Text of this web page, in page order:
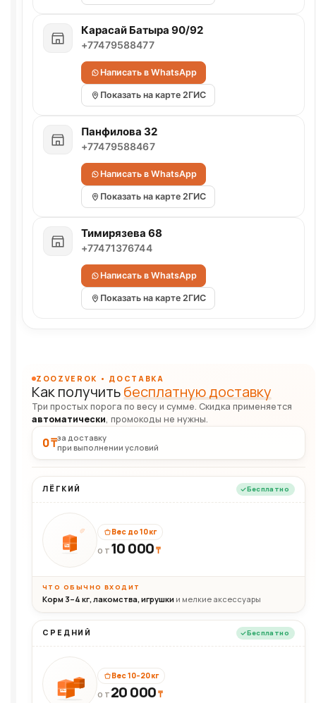
Карасай Батыра 90/92
+77479588477
Написать в WhatsApp
Показать на карте 2ГИС
Панфилова 32
+77479588467
Написать в WhatsApp
Показать на карте 2ГИС
Тимирязева 68
+77471376744
Написать в WhatsApp
Показать на карте 2ГИС
ZOOZVEROK • ДОСТАВКА
Как получитьбесплатную доставку
Три простых порога по весу и сумме. Скидка применяется
автоматически, промокоды не нужны.
0 ₸за доставку
при выполнении условий
ЛЁГКИЙ Бесплатно
10кг
Вес до 10 кг
ОТ 10 000₸
ЧТО ОБЫЧНО ВХОДИТ
Корм 3–4 кг, лакомства, игрушки и мелкие аксессуары
СРЕДНИЙ Бесплатно
20кг
Вес 10–20 кг
ОТ 20 000₸